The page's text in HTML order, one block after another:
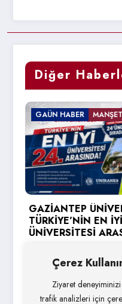
Çerez
Ziyaret
trafik analizleri için
Diğer